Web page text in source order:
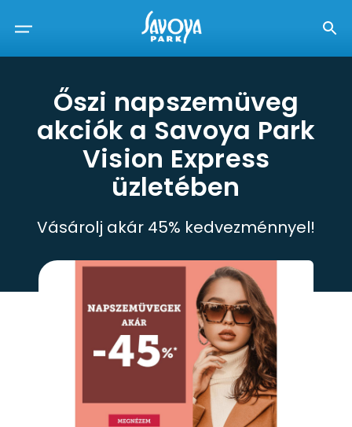
Őszi napszemüveg
akciók a Savoya Park
Vision Express
üzletében
Vásárolj akár 45% kedvezménnyel!